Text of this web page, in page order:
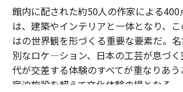
館内に配された約50人の作家による400
は、建築やインテリアと一体となり、
はの世界観を形づくる重要な要素だ。
別なロケ―ション、日本の工芸が息づ
代が交差する体験のすべてが重なりあ
宿泊施設を超えて文化体験の場となる。